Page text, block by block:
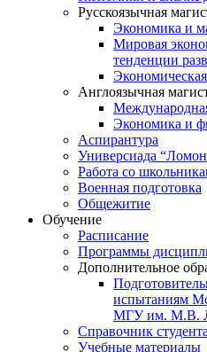
Русскоязычная
Экономика и
Мировая
тенденции
Англоязычная
Экономика и
Аспирантура
Универсиада
Работа со
Военная подготовка
Общежитие
Обучение
Расписание
Программы
Дополнительное
испытаниям
МГУ им. М.В.
Справочник
Учебные материалы